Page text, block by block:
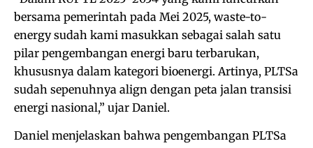
bersama pemerintah pada Mei 2025, waste-to-
energy sudah kami masukkan sebagai salah satu
pilar pengembangan energi baru terbarukan,
khususnya dalam kategori bioenergi. Artinya, PLTSa
sudah sepenuhnya align dengan peta jalan transisi
energi nasional,” ujar Daniel.
Daniel menjelaskan bahwa pengembangan PLTSa